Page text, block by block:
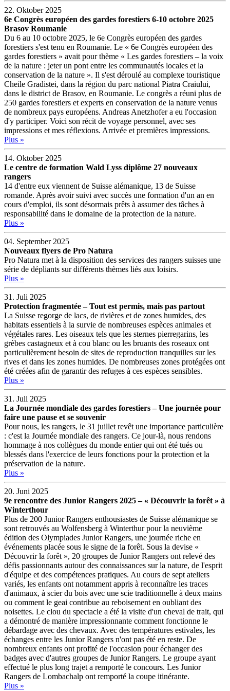
22. Oktober 2025
6e Congrès européen des gardes forestiers 6-10 octobre 2025
Brasov Roumanie
Du 6 au 10 octobre 2025, le 6e Congrès européen des gardes
forestiers s'est tenu en Roumanie. Le « 6e Congrès européen des
gardes forestiers » avait pour thème « Les gardes forestiers – la voix
de la nature : jeter un pont entre les communautés locales et la
conservation de la nature ». Il s'est déroulé au complexe touristique
Cheile Gradistei, dans la région du parc national Piatra Craiului,
dans le district de Brasov, en Roumanie. Le congrès a réuni plus de
250 gardes forestiers et experts en conservation de la nature venus
de nombreux pays européens. Andreas Anetzhofer a eu l'occasion
d'y participer. Voici son récit de voyage personnel, avec ses
impressions et mes réflexions. Arrivée et premières impressions.
Plus »
14. Oktober 2025
Le centre de formation Wald Lyss diplôme 27 nouveaux
rangers
14 d'entre eux viennent de Suisse alémanique, 13 de Suisse
romande. Après avoir suivi avec succès une formation d'un an en
cours d'emploi, ils sont désormais prêts à assumer des tâches à
responsabilité dans le domaine de la protection de la nature.
Plus »
04. September 2025
Nouveaux flyers de Pro Natura
Pro Natura met à la disposition des services des rangers suisses une
série de dépliants sur différents thèmes liés aux loisirs.
Plus »
31. Juli 2025
Protection fragmentée – Tout est permis, mais pas partout
La Suisse regorge de lacs, de rivières et de zones humides, des
habitats essentiels à la survie de nombreuses espèces animales et
végétales rares. Les oiseaux tels que les sternes pierregarins, les
grèbes castagneux et à cou blanc ou les bruants des roseaux ont
particulièrement besoin de sites de reproduction tranquilles sur les
rives et dans les zones humides. De nombreuses zones protégées ont
été créées afin de garantir des refuges à ces espèces sensibles.
Plus »
31. Juli 2025
La Journée mondiale des gardes forestiers – Une journée pour
faire une pause et se souvenir
Pour nous, les rangers, le 31 juillet revêt une importance particulière
: c'est la Journée mondiale des rangers. Ce jour-là, nous rendons
hommage à nos collègues du monde entier qui ont été tués ou
blessés dans l'exercice de leurs fonctions pour la protection et la
préservation de la nature.
Plus »
20. Juni 2025
9e rencontre des Junior Rangers 2025 – « Découvrir la forêt » à
Winterthour
Plus de 200 Junior Rangers enthousiastes de Suisse alémanique se
sont retrouvés au Wolfensberg à Winterthur pour la neuvième
édition des Olympiades Junior Rangers, une journée riche en
événements placée sous le signe de la forêt. Sous la devise «
Découvrir la forêt », 20 groupes de Junior Rangers ont relevé des
défis passionnants autour des connaissances sur la nature, de l'esprit
d'équipe et des compétences pratiques. Au cours de sept ateliers
variés, les enfants ont notamment appris à reconnaître les traces
d'animaux, à scier du bois avec une scie traditionnelle à deux mains
ou comment le geai contribue au reboisement en oubliant des
noisettes. Le clou du spectacle a été la visite d'un cheval de trait, qui
a démontré de manière impressionnante comment fonctionne le
débardage avec des chevaux. Avec des températures estivales, les
échanges entre les Junior Rangers n'ont pas été en reste. De
nombreux enfants ont profité de l'occasion pour échanger des
badges avec d'autres groupes de Junior Rangers. Le groupe ayant
effectué le plus long trajet a remporté le concours. Les Junior
Rangers de Lombachalp ont remporté la coupe itinérante.
Plus »